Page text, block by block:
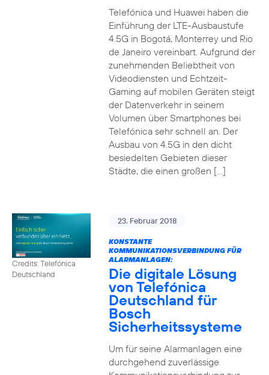
Telefónica und Huawei haben die
Einführung der LTE-Ausbaustufe
4.5G in Bogotá, Monterrey und Rio
de Janeiro vereinbart. Aufgrund der
zunehmenden Beliebtheit von
Videodiensten und Echtzeit-
Gaming auf mobilen Geräten steigt
der Datenverkehr in seinem
Volumen über Smartphones bei
Telefónica sehr schnell an. Der
Ausbau von 4.5G in den dicht
besiedelten Gebieten dieser
Städte, die einen großen […]
Credits: Telefónica
Deutschland
23. Februar 2018
KONSTANTE
KOMMUNIKATIONSVERBINDUNG FÜR
ALARMANLAGEN:
Die digitale Lösung
von Telefónica
Deutschland für
Bosch
Sicherheitssysteme
Um für seine Alarmanlagen eine
durchgehend zuverlässige